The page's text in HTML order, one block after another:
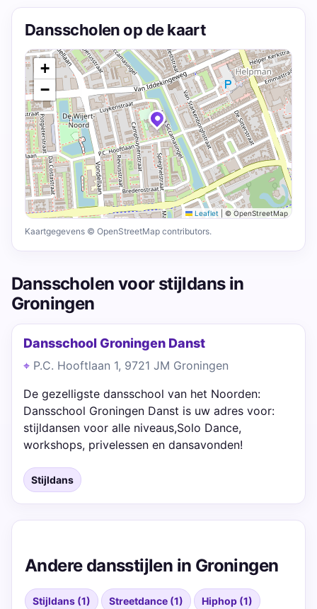
Dansscholen op de kaart
+
−
Leaflet © OpenStreetMap
Kaartgegevens © OpenStreetMap contributors.
Dansscholen voor stijldans in
Groningen
Dansschool Groningen Danst
P.C. Hooftlaan 1, 9721 JM Groningen
De gezelligste dansschool van het Noorden:
Dansschool Groningen Danst is uw adres voor:
stijldansen voor alle niveaus,Solo Dance,
workshops, privelessen en dansavonden!
Stijldans
Andere dansstijlen in Groningen
Stijldans (1) Streetdance (1) Hiphop (1)